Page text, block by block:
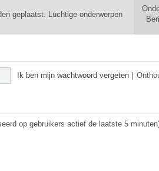
geplaatst. Luchtige onderwerpen
Ik ben mijn wachtwoord vergeten
op gebruikers actief de laatste 5